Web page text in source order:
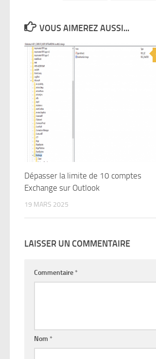
VOUS AIMEREZ AUSSI...
Dépasser la limite de 10 comptes
Exchange sur Outlook
19 MARS 2025
LAISSER UN COMMENTAIRE
Commentaire *
Nom *